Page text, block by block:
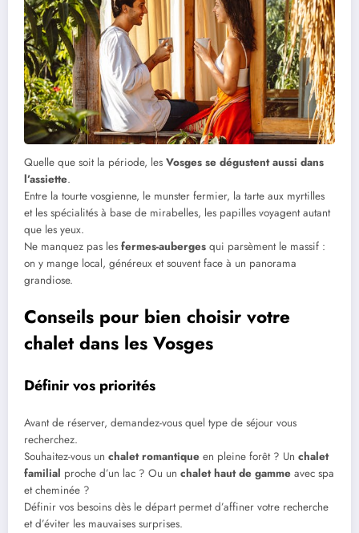
Quelle que soit la période, les Vosges se dégustent aussi dans
l’assiette.
Entre la tourte vosgienne, le munster fermier, la tarte aux myrtilles
et les spécialités à base de mirabelles, les papilles voyagent autant
que les yeux.
Ne manquez pas les fermes-auberges qui parsèment le massif :
on y mange local, généreux et souvent face à un panorama
grandiose.
Conseils pour bien choisir votre
chalet dans les Vosges
Définir vos priorités
Avant de réserver, demandez-vous quel type de séjour vous
recherchez.
Souhaitez-vous un chalet romantique en pleine forêt ? Un chalet
familial proche d’un lac ? Ou un chalet haut de gamme avec spa
et cheminée ?
Définir vos besoins dès le départ permet d’affiner votre recherche
et d’éviter les mauvaises surprises.